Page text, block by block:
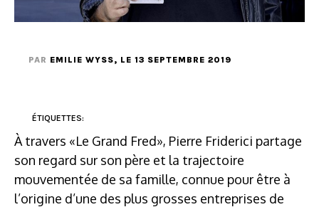
PAR EMILIE WYSS, LE 13 SEPTEMBRE 2019
ÉTIQUETTES:
À travers «Le Grand Fred», Pierre Friderici partage
son regard sur son père et la trajectoire
mouvementée de sa famille, connue pour être à
l’origine d’une des plus grosses entreprises de